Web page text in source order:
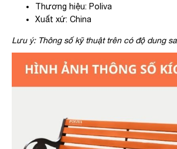
Thương hiệu: Poliva
Xuất xứ: China
Lưu ý: Thông số kỹ thuật trên có độ dung